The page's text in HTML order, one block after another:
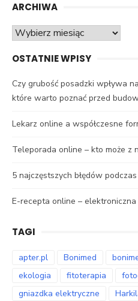
ARCHIWA
Archiwa
OSTATNIE WPISY
Czy grubość posadzki wpływa
które warto poznać przed
Lekarz online a współczesne
Teleporada online – kto może z
5 najczęstszych błędów
E-recepta online –
TAGI
apter.pl Bonimed
ekologia
fitoterapia
gniazdka elektryczne